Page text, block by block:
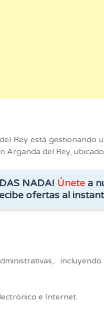
Rey está gestionando
Arganda del Rey,
NADA! Únete a
ofertas al
e Internet.